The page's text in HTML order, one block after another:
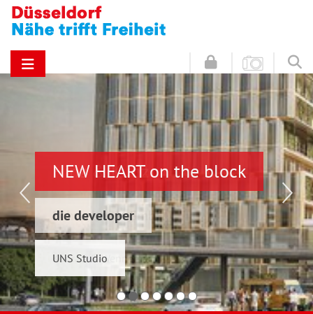
NEW HEART on the block
die developer
UNS Studio
Hinz & Kunz
Schwelmer7 GmbH
Konrad & Wennemar